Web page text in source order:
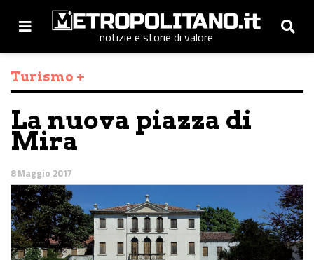
notizie e storie di valore
Turismo +
La nuova piazza di
Mira
8 Maggio 2017